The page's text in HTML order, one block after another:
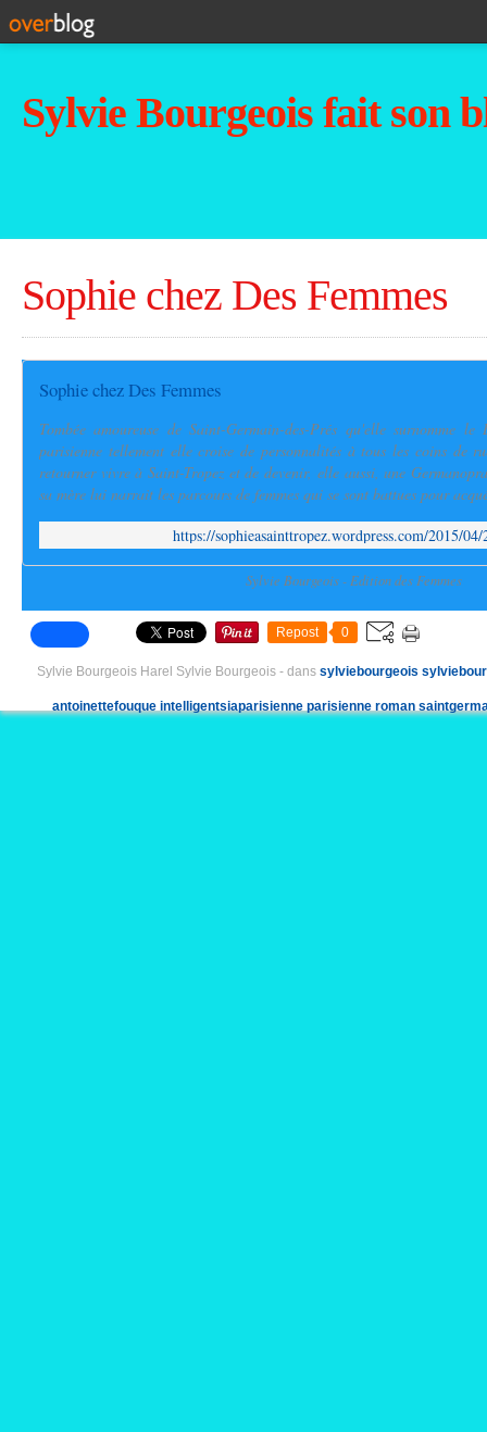
Sylvie Bourgeois fait son
Sophie chez Des Femmes
Sophie chez Des Femmes
Tombée amoureuse de Saint-Germain-des-Prés qu'elle surnomme
parisienne tellement elle croise de personnalités à tous les coins de
retourner vivre à Saint-Tropez et de devenir, elle aussi, une
sa mère lui narrait les parcours de femmes qui se sont battues pour
https://sophieasainttropez.wordpress.com/2015/
Sylvie Bourgeois - Edition des Femmes
Repost 0
Sylvie Bourgeois Harel Sylvie Bourgeois - dans sylviebourgeois
antoinettefouque intelligentsiaparisienne parisienne roman